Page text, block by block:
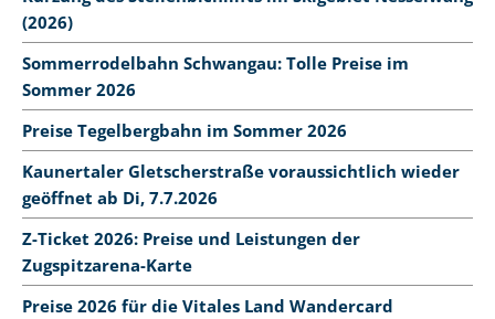
(2026)
Sommerrodelbahn Schwangau: Tolle Preise im
Sommer 2026
Preise Tegelbergbahn im Sommer 2026
Kaunertaler Gletscherstraße voraussichtlich wieder
geöffnet ab Di, 7.7.2026
Z-Ticket 2026: Preise und Leistungen der
Zugspitzarena-Karte
Preise 2026 für die Vitales Land Wandercard